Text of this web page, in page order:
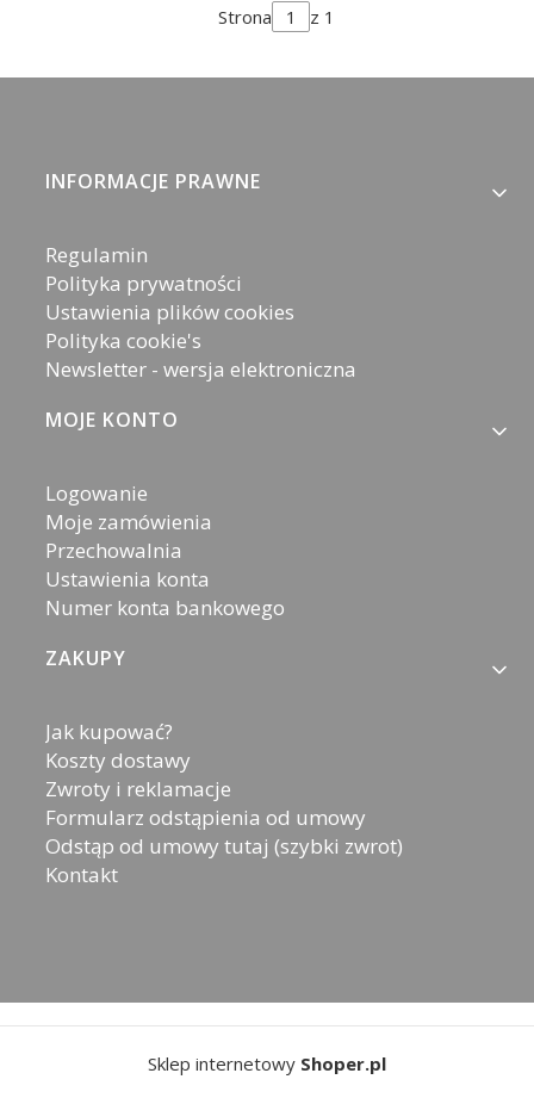
Strona z 1
Linki w stopce
INFORMACJE PRAWNE
Regulamin
Polityka prywatności
Ustawienia plików cookies
Polityka cookie's
Newsletter - wersja elektroniczna
MOJE KONTO
Logowanie
Moje zamówienia
Przechowalnia
Ustawienia konta
Numer konta bankowego
ZAKUPY
Jak kupować?
Koszty dostawy
Zwroty i reklamacje
Formularz odstąpienia od umowy
Odstąp od umowy tutaj (szybki zwrot)
Kontakt
Sklep internetowy Shoper.pl